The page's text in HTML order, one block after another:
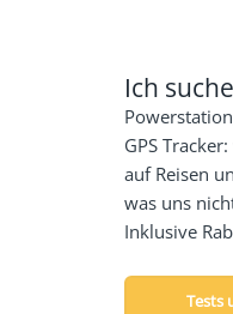
Ich
GPS
auf Reisen
was uns
Inklusive
Tests